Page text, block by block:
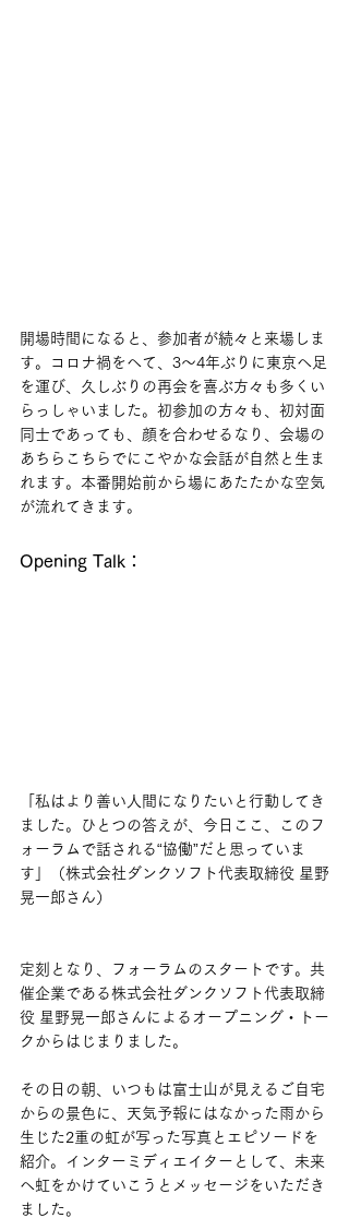
開場時間になると、参加者が続々と来場しま
す。コロナ禍をへて、3～4年ぶりに東京へ足
を運び、久しぶりの再会を喜ぶ方々も多くい
らっしゃいました。初参加の方々も、初対面
同士であっても、顔を合わせるなり、会場の
あちらこちらでにこやかな会話が自然と生ま
れます。本番開始前から場にあたたかな空気
が流れてきます。
Opening Talk：
「私はより善い人間になりたいと行動してき
ました。ひとつの答えが、今日ここ、このフ
ォーラムで話される“協働”だと思っていま
す」（株式会社ダンクソフト代表取締役 星野
晃一郎さん）
定刻となり、フォーラムのスタートです。共
催企業である株式会社ダンクソフト代表取締
役 星野晃一郎さんによるオープニング・トー
クからはじまりました。
その日の朝、いつもは富士山が見えるご自宅
からの景色に、天気予報にはなかった雨から
生じた2重の虹が写った写真とエピソードを
紹介。インターミディエイターとして、未来
へ虹をかけていこうとメッセージをいただき
ました。